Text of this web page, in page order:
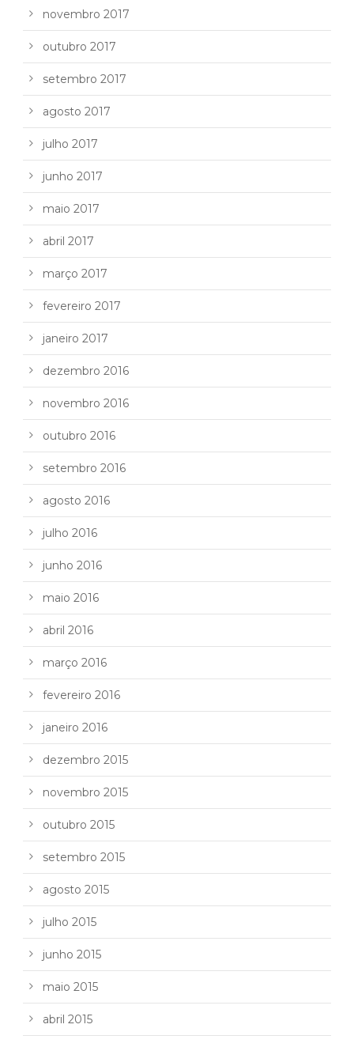
novembro 2017
outubro 2017
setembro 2017
agosto 2017
julho 2017
junho 2017
maio 2017
abril 2017
março 2017
fevereiro 2017
janeiro 2017
dezembro 2016
novembro 2016
outubro 2016
setembro 2016
agosto 2016
julho 2016
junho 2016
maio 2016
abril 2016
março 2016
fevereiro 2016
janeiro 2016
dezembro 2015
novembro 2015
outubro 2015
setembro 2015
agosto 2015
julho 2015
junho 2015
maio 2015
abril 2015